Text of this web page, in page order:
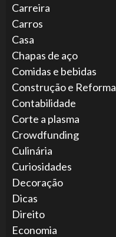
Carreira
Carros
Casa
Chapas de aço
Comidas e bebidas
Construção e Reforma
Contabilidade
Corte a plasma
Crowdfunding
Culinária
Curiosidades
Decoração
Dicas
Direito
Economia